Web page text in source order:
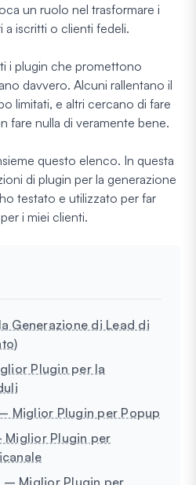
un ruolo nel trasformare i
a iscritti o clienti fedeli.
i plugin che promettono
davvero. Alcuni rallentano il
limitati, e altri cercano di fare
fare nulla di veramente bene.
questo elenco. In questa
di plugin per la generazione
testato e utilizzato per far
i miei clienti.
Generazione di Lead di
Plugin per la
Miglior Plugin per Popup
Miglior Plugin per
– Miglior Plugin per